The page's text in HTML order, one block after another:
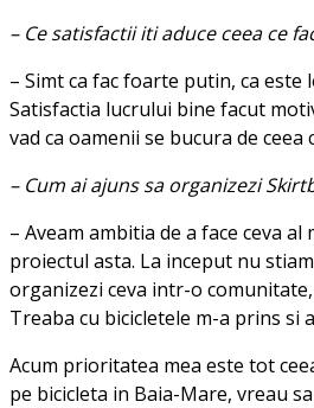
– Ce satisfactii iti aduce ceea ce
– Simt ca fac foarte putin, ca este
Satisfactia lucrului bine facut
vad ca oamenii se bucura de ceea
– Cum ai ajuns sa organizezi
– Aveam ambitia de a face ceva al
proiectul asta. La inceput nu
organizezi ceva intr-o
Treaba cu bicicletele m-a prins si
Acum prioritatea mea este tot
pe bicicleta in Baia-Mare, vreau